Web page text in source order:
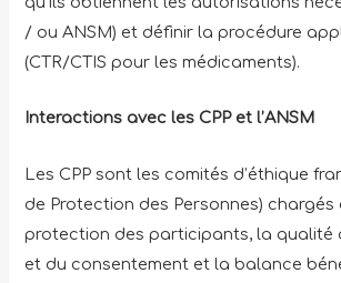
/ ou ANSM) et définir la procédure
(CTR/CTIS pour les médicaments).
Interactions avec les CPP et l’ANSM
Les CPP sont les comités d’éthique
de Protection des Personnes) chargés
protection des participants, la qualité
et du consentement et la balance